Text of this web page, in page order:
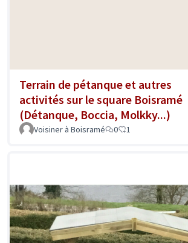
Terrain de pétanque et autres
activités sur le square Boisramé
(Détanque, Boccia, Molkky...)
Voisiner à Boisramé 0 1